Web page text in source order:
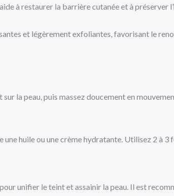
à restaurer la barrière cutanée et à préserver
et légèrement exfoliantes, favorisant le
la peau, puis massez doucement en
huile ou une crème hydratante. Utilisez 2 à
unifier le teint et assainir la peau. Il est